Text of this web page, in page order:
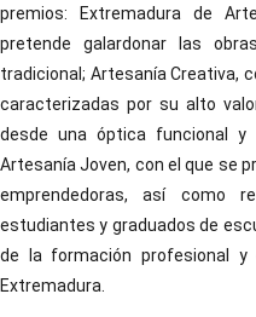
premios: Extremadura de
pretende galardonar las
tradicional; Artesanía Creativa,
caracterizadas por su alto
desde una óptica funcional y
Artesanía Joven, con el que se
emprendedoras, así como
estudiantes y graduados de
de la formación profesional
Extremadura.